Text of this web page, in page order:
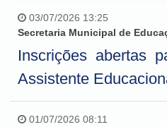
03/07/2026 13:25
Secretaria Municipal de
Inscrições abertas
Assistente
01/07/2026 08:11